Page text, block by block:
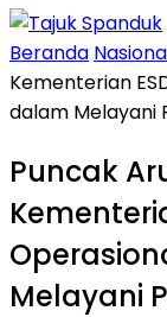
Beranda
Kementerian
dalam Melayani
Puncak
Melayani